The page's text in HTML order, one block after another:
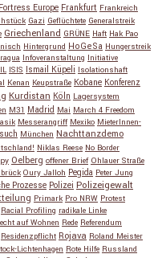
Fortress Europe Frankfurt Frankreich
Gazi Geflüchtete Generalstreik
Griechenland GRÜNE Haft Hak Pao
Hintergrund HoGeSa Hungerstreik
Infoveranstaltung Initiative
ISIS Ismail Küpeli Isolationshaft
Kenan Keupstraße Kobane Konferenz
Kurdistan Köln Lagersystem
M31 Madrid Mai March 4 Freedom
Messerangriff Mexiko MieterInnen-
München Nachttanzdemo
Niklas Reese No Border
Oelberg offener Brief Ohlauer Straße
Oury Jalloh Pegida Peter Jung
Prozesse Polizei Polizeigewalt
Primark Pro NRW Protest
Racial Profiling radikale Linke
auf Wohnen Rede Referendum
Residenzpflicht Rojava Roland Meister
Lichtenhagen Rote Hilfe Russland